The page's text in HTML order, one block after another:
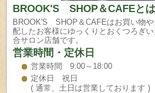
BROOK'S SHOP＆CAFEとは
BROOK'S SHOP＆CAFEはお買い物
配したお客様にゆっくりとおくつろぎ
合サロン店舗です。
営業時間・定休日
営業時間 9:00～18:00
定休日 祝日
( 通常、土日は営業しております )